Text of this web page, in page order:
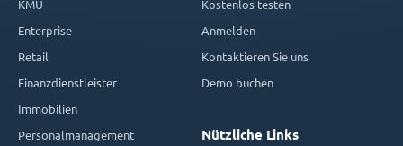
KMU
Enterprise
Retail
Finanzdienstleister
Immobilien
Personalmanagement
Kostenlos testen
Anmelden
Kontaktieren Sie uns
Demo buchen
Nützliche Links